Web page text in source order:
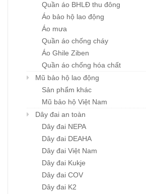
Quần áo BHLĐ thu đông
Áo bảo hộ lao động
Áo mưa
Quần áo chống cháy
Áo Ghile Ziben
Quần áo chống hóa chất
Mũ bảo hộ lao động
Sản phẩm khác
Mũ bảo hộ Việt Nam
Dây đai an toàn
Dây đai NEPA
Dây đai DEAHA
Dây đai Việt Nam
Dây đai Kukje
Dây đai COV
Dây đai K2